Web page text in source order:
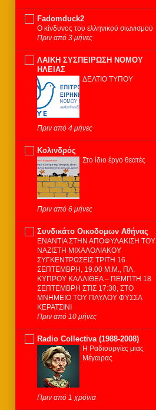
Fadomduck2
Ο κίνδυνος του ελληνικού σιωνισμού
Πριν από 3 μήνες
ΛΑΙΚΗ ΣΥΣΠΕΙΡΩΣΗ ΝΟΜΟΥ
ΗΛΕΙΑΣ
ΔΕΛΤΙΟ ΤΥΠΟΥ
Πριν από 4 μήνες
Κολινδρός
Στο ίδιο έργο θεατές
Πριν από 6 μήνες
Συνδικάτο Οικοδομων Αθήνας
ΕΝΑΝΤΙΑ ΣΤΗΝ ΑΠΟΦΥΛΑΚΙΣΗ ΤΟΥ
ΝΑΖΙΣΤΗ ΜΙΧΑΛΟΛΙΑΚΟΥ
ΣΥΓΚΕΝΤΡΩΣΕΙΣ ΤΡΙΤΗ 16
ΣΕΠΤΕΜΒΡΗ, 19.00 Μ.Μ., ΠΛ.
ΚΥΠΡΟΥ ΚΑΛΛΙΘΕΑ – ΠΕΜΠΤΗ 18
ΣΕΠΤΕΜΒΡΗ ΣΤΙΣ 17:30, ΣΤΟ
ΜΝΗΜΕΙΟ ΤΟΥ ΠΑΥΛΟΥ ΦΥΣΣΑ
ΚΕΡΑΤΣΙΝΙ
Πριν από 10 μήνες
Radio Collectiva (1988-2008)
Η Ραδιουργίες μιας
Μέγαιρας
Πριν από 1 χρόνια